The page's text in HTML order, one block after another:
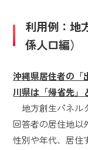
利用例：地
係人口編）
沖縄県居住者の「
川県は「帰省先」
地方創生パネル
回答者の居住地以
性別や年代、居住